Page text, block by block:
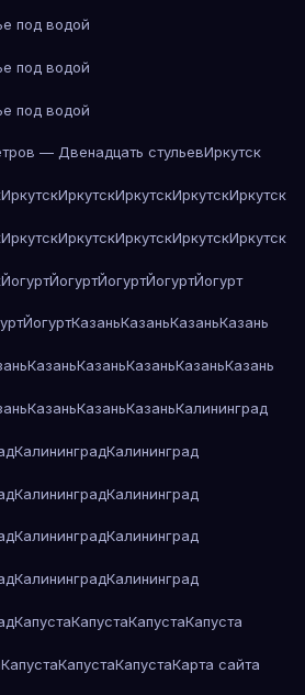
под водой
под водой
под водой
— Двенадцать стульевИркутск
ИркутскИркутскИркутскИркутскИркутск
ИркутскИркутскИркутскИркутскИркутск
ЙогуртЙогуртЙогуртЙогуртЙогурт
ЙогуртКазаньКазаньКазаньКазань
КазаньКазаньКазаньКазаньКазань
КазаньКазаньКазаньКалининград
КалининградКалининград
КалининградКалининград
КалининградКалининград
КалининградКалининград
КапустаКапустаКапустаКапуста
КапустаКапустаКапустаКарта сайта